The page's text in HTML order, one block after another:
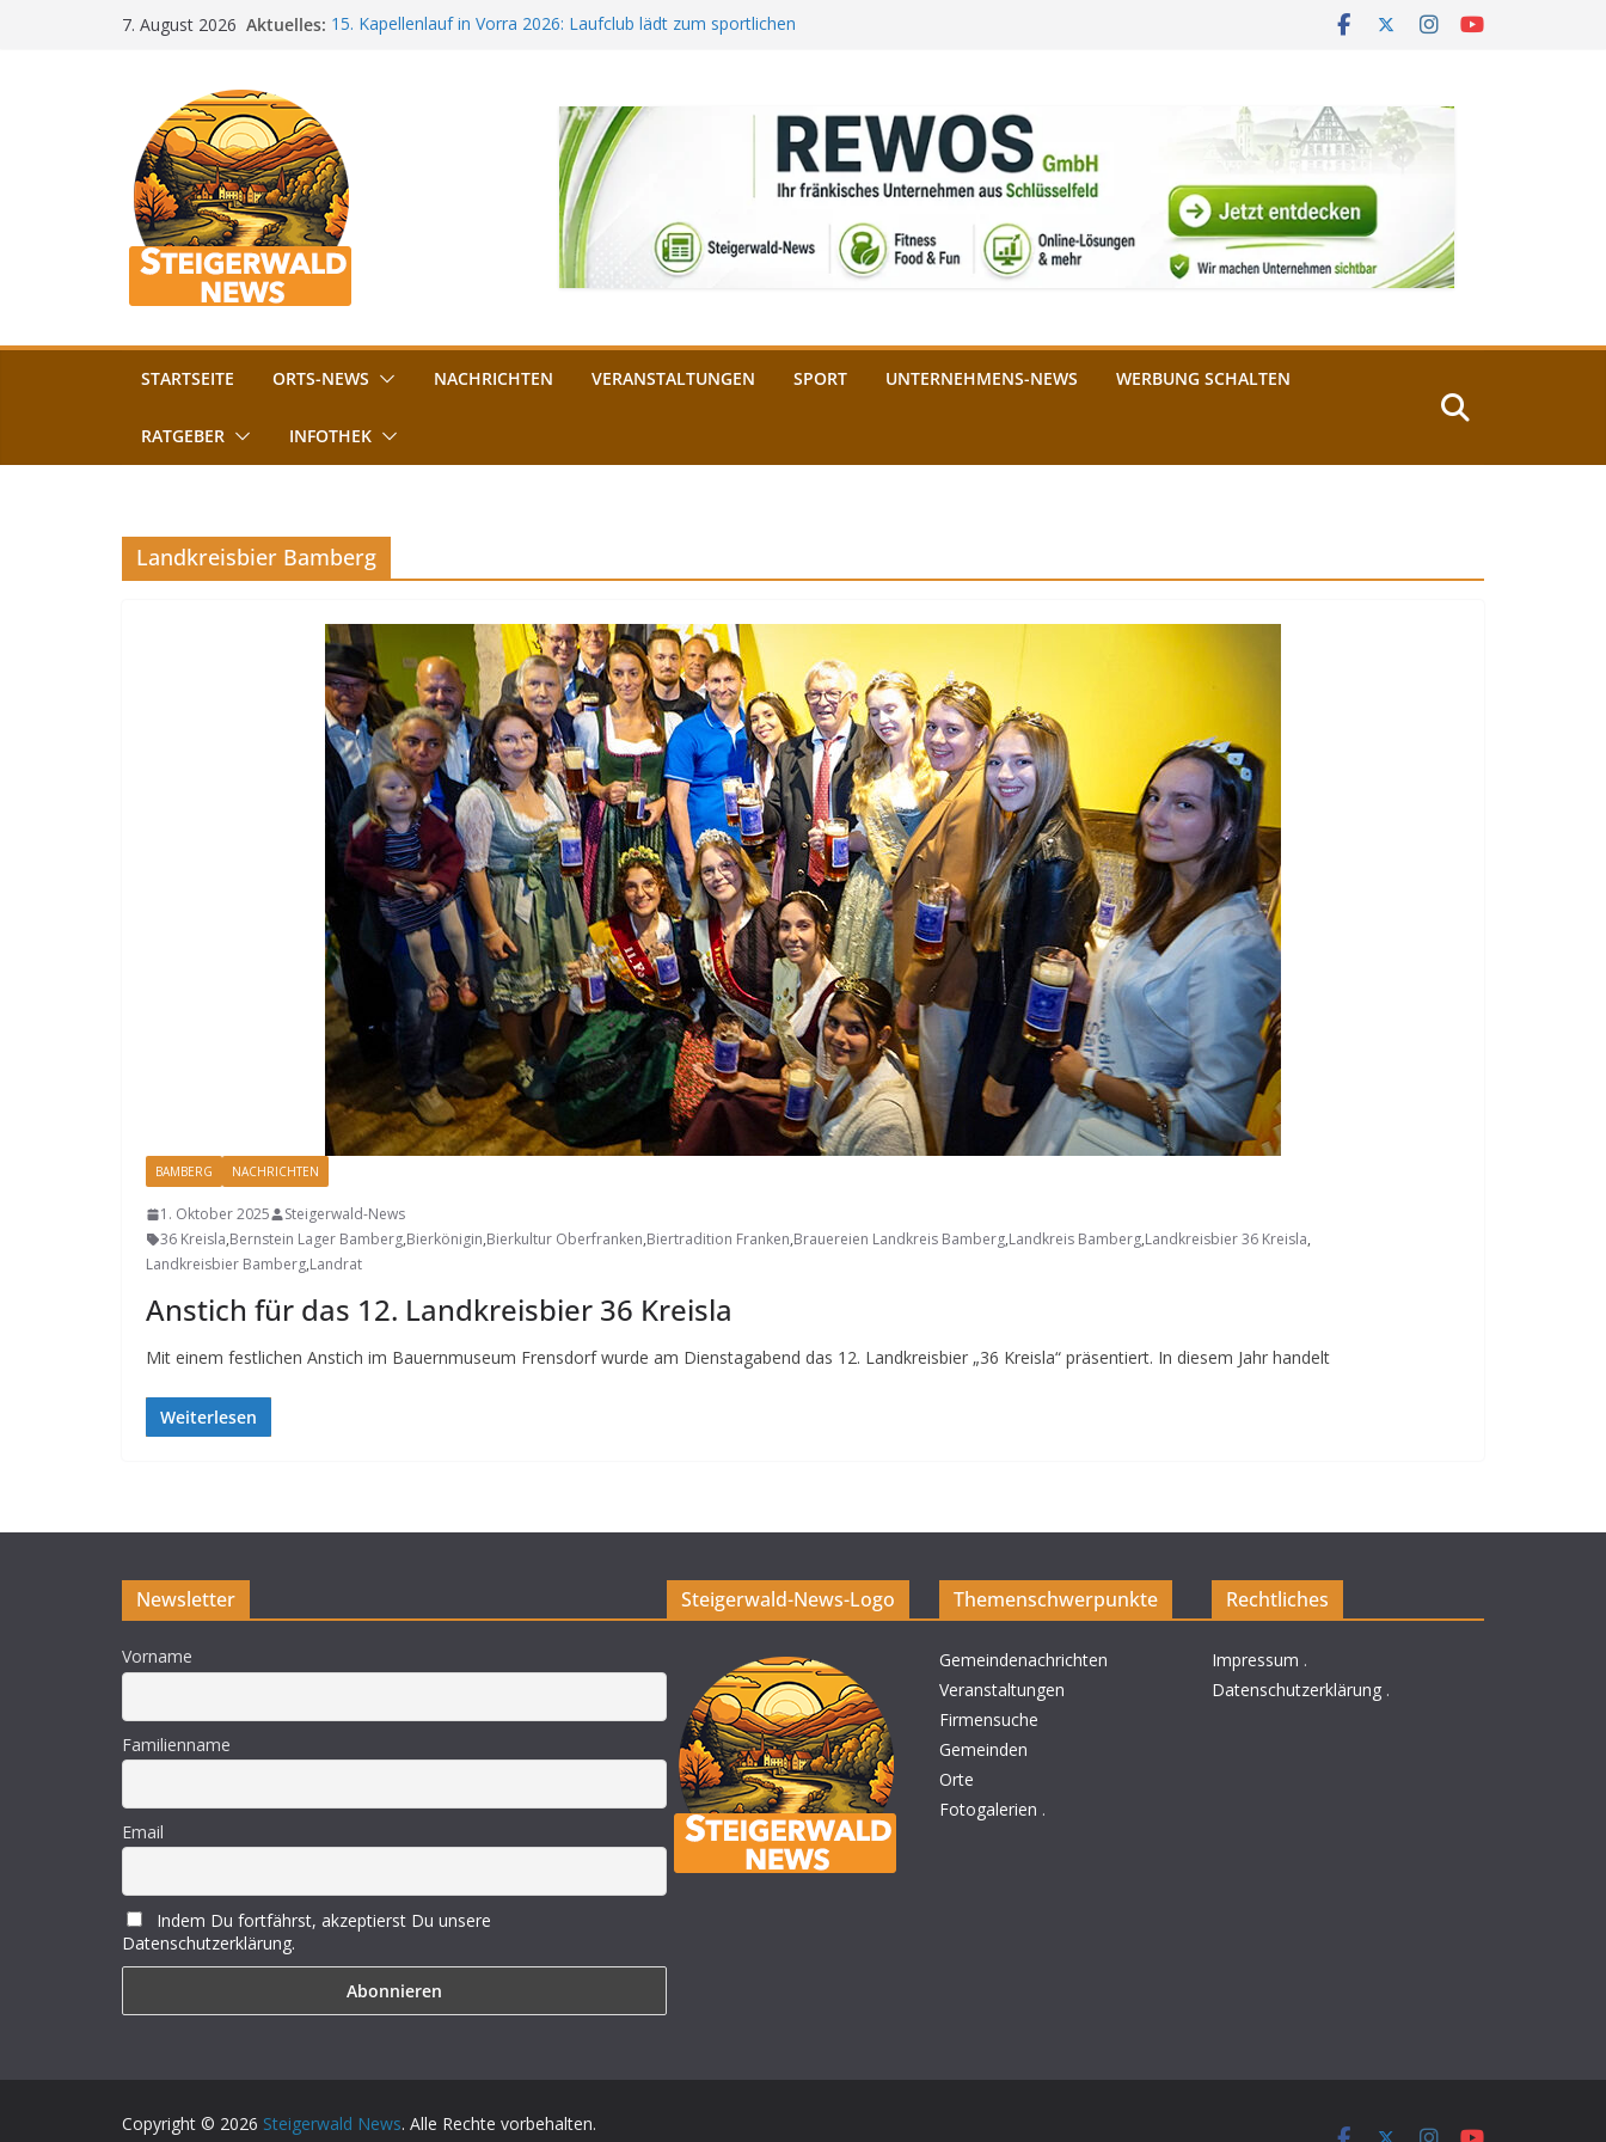
7. August 2026 Aktuelles: 15. Kapellenlauf in Vorra 2026: Laufclub lädt zum sportlichen
„Bamberger Böhnla“: Kaffee aus Bamberg unterstützt die
Lebenshilfe
Aschbacher Kerwa startet bald: Das ist heuer geboten
Vollsperrung am Friedhof in Schlüsselfeld: Kreuzung ab 3.
August gesperrt
STARTSEITE ORTS-NEWS NACHRICHTEN VERANSTALTUNGEN SPORT UNTERNEHMENS-NEWS WERBUNG SCHALTEN
RATGEBER INFOTHEK
Landkreisbier Bamberg
BAMBERG NACHRICHTEN
1. Oktober 2025
Steigerwald-News
36 Kreisla,Bernstein Lager Bamberg,Bierkönigin,Bierkultur Oberfranken,Biertradition Franken,Brauereien Landkreis Bamberg,Landkreis Bamberg,Landkreisbier 36 Kreisla,
Landkreisbier Bamberg,Landrat
Anstich für das 12. Landkreisbier 36 Kreisla
Mit einem festlichen Anstich im Bauernmuseum Frensdorf wurde am Dienstagabend das 12. Landkreisbier „36 Kreisla“ präsentiert. In diesem Jahr handelt
Weiterlesen
Newsletter
Vorname
Familienname
Email
Indem Du fortfährst, akzeptierst Du unsere
Datenschutzerklärung.
Steigerwald-News-Logo Themenschwerpunkte
Gemeindenachrichten
Veranstaltungen
Firmensuche
Gemeinden
Orte
Fotogalerien .
Rechtliches
Impressum .
Datenschutzerklärung .
Copyright © 2026 Steigerwald News. Alle Rechte vorbehalten.